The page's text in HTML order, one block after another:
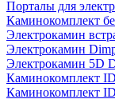
Порталы для
Каминокомплект
Электрокамин
Электрокамин
Электрокамин 5D
Каминокомплект
Каминокомплект